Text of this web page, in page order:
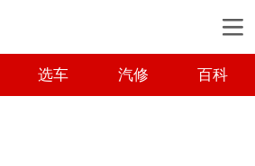
选车 汽修 百科